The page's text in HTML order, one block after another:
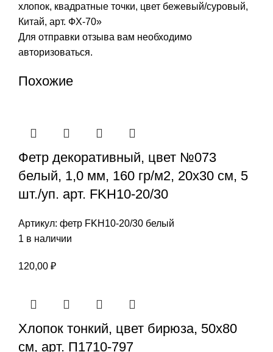
хлопок, квадратные точки, цвет бежевый/суровый,
Китай, арт. ФХ-70»
Для отправки отзыва вам необходимо
авторизоваться.
Похожие
Фетр декоративный, цвет №073
белый, 1,0 мм, 160 гр/м2, 20х30 см, 5
шт./уп. арт. FKH10-20/30
Артикул: фетр FKH10-20/30 белый
1 в наличии
120,00 ₽
Хлопок тонкий, цвет бирюза, 50х80
см, арт. П1710-797